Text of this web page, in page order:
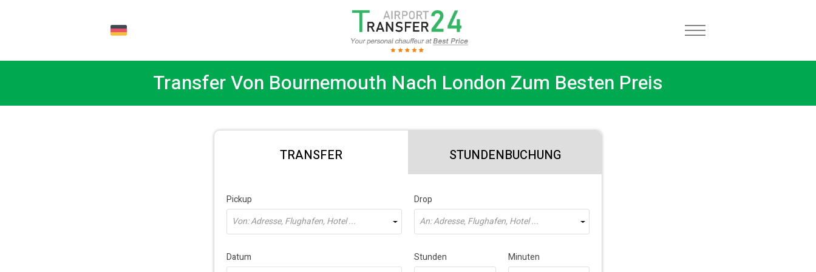
Transfer Von Bournemouth Nach London Zum Besten Preis
TRANSFER STUNDENBUCHUNG
Pickup
Von: Adresse, Flughafen, Hotel ...
Drop
An: Adresse, Flughafen, Hotel ...
Datum Stunden Minuten